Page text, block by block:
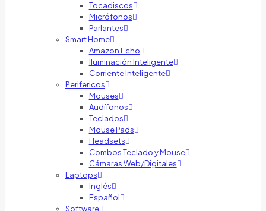
Tocadiscos
Micrófonos
Parlantes
Smart Home
Amazon Echo
Iluminación Inteligente
Corriente Inteligente
Perifericos
Mouses
Audífonos
Teclados
Mouse Pads
Headsets
Combos Teclado y Mouse
Cámaras Web/Digitales
Laptops
Inglés
Español
Software